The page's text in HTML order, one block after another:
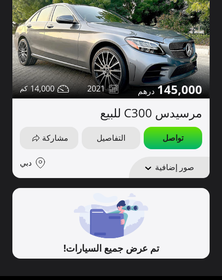
145,000
2021
14,000
مرسيدس C300 للبيع
تواصل التفاصيل مشاركة
صور إضافية دبي
تم عرض جميع السيارات!